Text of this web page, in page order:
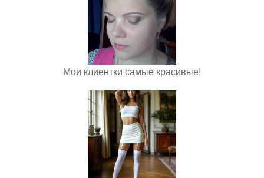
Мои клиентки самые красивые!